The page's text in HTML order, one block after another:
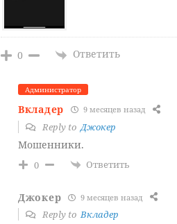
0 Ответить
Администратор
Вкладер 9 месяцев назад
Reply toДжокер
Мошенники.
0 Ответить
Джокер 9 месяцев назад
Reply toВкладер